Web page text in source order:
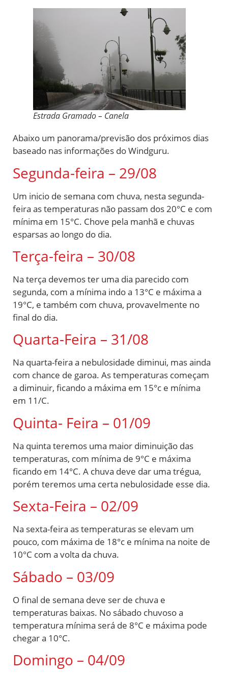
Estrada Gramado – Canela
Abaixo um panorama/previsão dos próximos dias
baseado nas informações do Windguru.
Segunda-feira – 29/08
Um inicio de semana com chuva, nesta segunda-
feira as temperaturas não passam dos 20°C e com
mínima em 15°C. Chove pela manhã e chuvas
esparsas ao longo do dia.
Terça-feira – 30/08
Na terça devemos ter uma dia parecido com
segunda, com a mínima indo a 13°C e máxima a
19°C, e também com chuva, provavelmente no
final do dia.
Quarta-Feira – 31/08
Na quarta-feira a nebulosidade diminui, mas ainda
com chance de garoa. As temperaturas começam
a diminuir, ficando a máxima em 15°c e mínima
em 11/C.
Quinta- Feira – 01/09
Na quinta teremos uma maior diminuição das
temperaturas, com mínima de 9°C e máxima
ficando em 14°C. A chuva deve dar uma trégua,
porém teremos uma certa nebulosidade esse dia.
Sexta-Feira – 02/09
Na sexta-feira as temperaturas se elevam um
pouco, com máxima de 18°c e mínima na noite de
10°C com a volta da chuva.
Sábado – 03/09
O final de semana deve ser de chuva e
temperaturas baixas. No sábado chuvoso a
temperatura mínima será de 8°C e máxima pode
chegar a 10°C.
Domingo – 04/09